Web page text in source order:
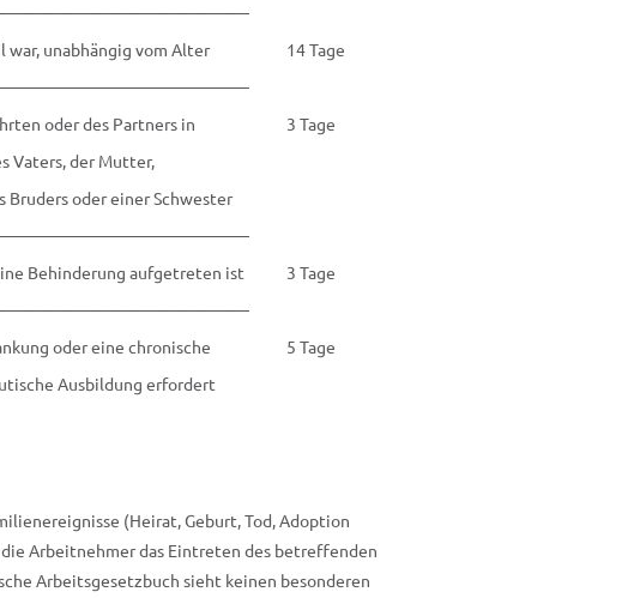
war, unabhängig vom Alter
14 Tage
oder des Partners in
Vaters, der Mutter,
oder einer Schwester
3 Tage
Behinderung aufgetreten ist
3 Tage
oder eine chronische
Ausbildung erfordert
5 Tage
(Heirat, Geburt, Tod, Adoption
Arbeitnehmer das Eintreten des betreffenden
Arbeitsgesetzbuch sieht keinen besonderen